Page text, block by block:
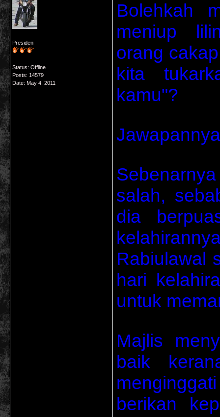
Presiden
Status: Offline
Posts: 14579
Date: May 4, 2011
Bolehkah
meniup
orang
kita
kamu"?
Jawapannya
salah,
dia
Rabiulawal
hari
untuk
Majlis
baik
berikan